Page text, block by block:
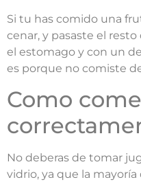
Si tu has comido una
cenar, y pasaste el
el estomago y con un
es porque no comiste
Como
No deberas de tomar
vidrio, ya que la